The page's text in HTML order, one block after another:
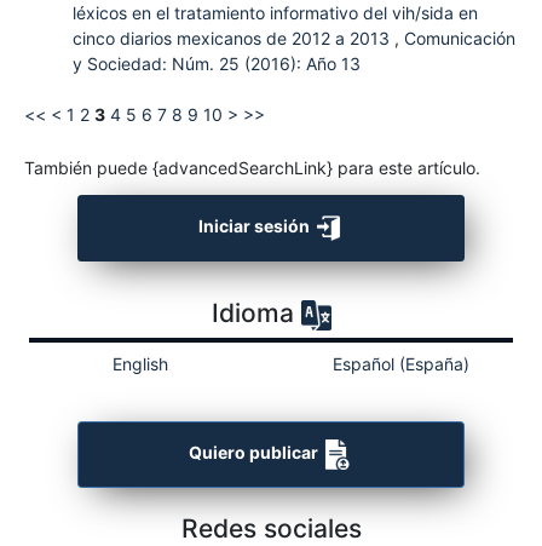
léxicos en el tratamiento informativo del vih/sida en
cinco diarios mexicanos de 2012 a 2013 , Comunicación
y Sociedad: Núm. 25 (2016): Año 13
<< < 1 2 3 4 5 6 7 8 9 10 > >>
También puede {advancedSearchLink} para este artículo.
Iniciar sesión
Idioma
English Español (España)
Quiero publicar
Redes sociales